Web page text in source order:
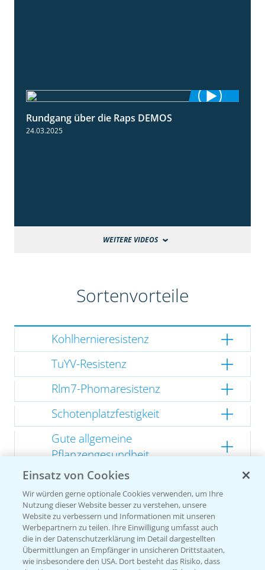
Rundgang über die Raps DEMOS
24.03.2025
WEITERE VIDEOS
Sortenvorteile
Kohlhernieresistenz
TuYV-Resistenz
Rlm7-Phomaresistenz
Schotenplatzfestigkeit
Gute allgemeine
Pflanzengesundheit
Kompakte Herbstentwicklung
Empfehlungen
Einsatz von Cookies
Wir würden gerne optionale Cookies verwenden, um Ihre
Nutzung dieser Website besser zu verstehen, unsere
Website zu verbessern und Informationen mit unseren
Werbepartnern zu teilen. Ihre Einwilligung umfasst auch
die in der Datenschutzerklärung im Detail dargestellten
Übermittlungen an Empfänger in unsicheren Drittstaaten,
wie insbesondere den USA. Dort besteht das Risiko, dass